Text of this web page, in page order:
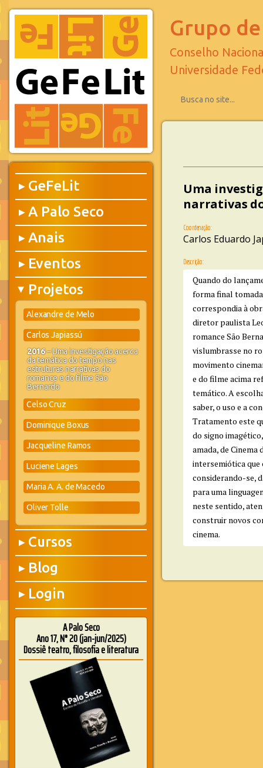
▶ GeFeLit
▶ A Palo Seco
▶ Anais
▶ Eventos
▶ Projetos
Alexandre de Melo
Carlos Japiassú
2016– Uma investigação acerca
da temática do tempo nas
estruturas narrativas do
romance e do filme São
Bernardo
Celso Cruz
Dominique Boxus
Jacqueline Ramos
Luciene Lages
Maria A. A. de Macedo
Oliver Tolle
▶ Cursos
▶ Blog
▶ Login
A Palo Seco
Ano 17, N° 20 (jan-jun/2025)
Dossiê teatro, filosofia e literatura
Grupo
Conselho
Universidade
Uma
narrativas
Coordenação:
Carlos Eduardo
Descrição:
Quando do
forma final
correspondia à
diretor paulista
romance São
vislumbrasse no
movimento
e do filme acima
temático. A
saber, o uso e a
Tratamento este
do signo
amada, de
intersemiótica que
considerando-se,
para uma
neste sentido,
construir novos
cinema.